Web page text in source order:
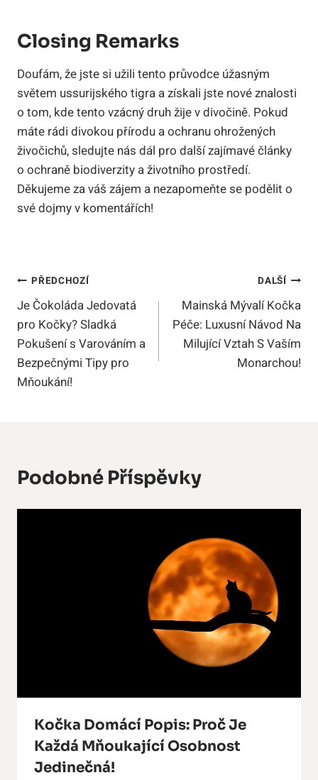
Closing Remarks
Doufám, že jste si užili tento průvodce úžasným
světem ussurijského tigra a získali jste nové znalosti
o tom, kde tento vzácný druh žije v divočině. Pokud
máte rádi divokou přírodu a ochranu ohrožených
živočichů, sledujte nás dál pro další zajímavé články
o ochraně biodiverzity a životního prostředí.
Děkujeme za váš zájem a nezapomeňte se podělit o
své dojmy v komentářích!
Navigace
Pro
Příspěvek
PŘEDCHOZÍ
Je Čokoláda Jedovatá
pro Kočky? Sladká
Pokušení s Varováním a
Bezpečnými Tipy pro
Mňoukání!
DALŠÍ
Mainská Mývalí Kočka
Péče: Luxusní Návod Na
Milující Vztah S Vaším
Monarchou!
Podobné Příspěvky
Kočka Domácí Popis: Proč Je
Každá Mňoukající Osobnost
Jedinečná!